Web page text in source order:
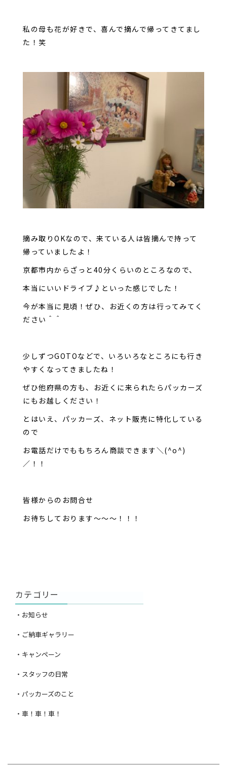
私の母も花が好きで、喜んで摘んで帰ってきてまし
た！笑
摘み取りOKなので、来ている人は皆摘んで持って
帰っていましたよ！
京都市内からざっと40分くらいのところなので、
本当にいいドライブ♪といった感じでした！
今が本当に見頃！ぜひ、お近くの方は行ってみてく
ださい＾＾
少しずつGOTOなどで、いろいろなところにも行き
やすくなってきましたね！
ぜひ他府県の方も、お近くに来られたらパッカーズ
にもお越しください！
とはいえ、パッカーズ、ネット販売に特化している
ので
お電話だけでももちろん商談できます＼(^o^)
／！！
皆様からのお問合せ
お待ちしております～～～！！！
カテゴリー
・お知らせ
・ご納車ギャラリー
・キャンペーン
・スタッフの日常
・パッカーズのこと
・車！車！車！